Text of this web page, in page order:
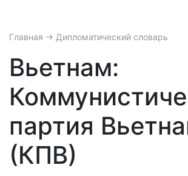
Главная → Дипломатический словарь
Вьетнам:
партия
(КПВ)